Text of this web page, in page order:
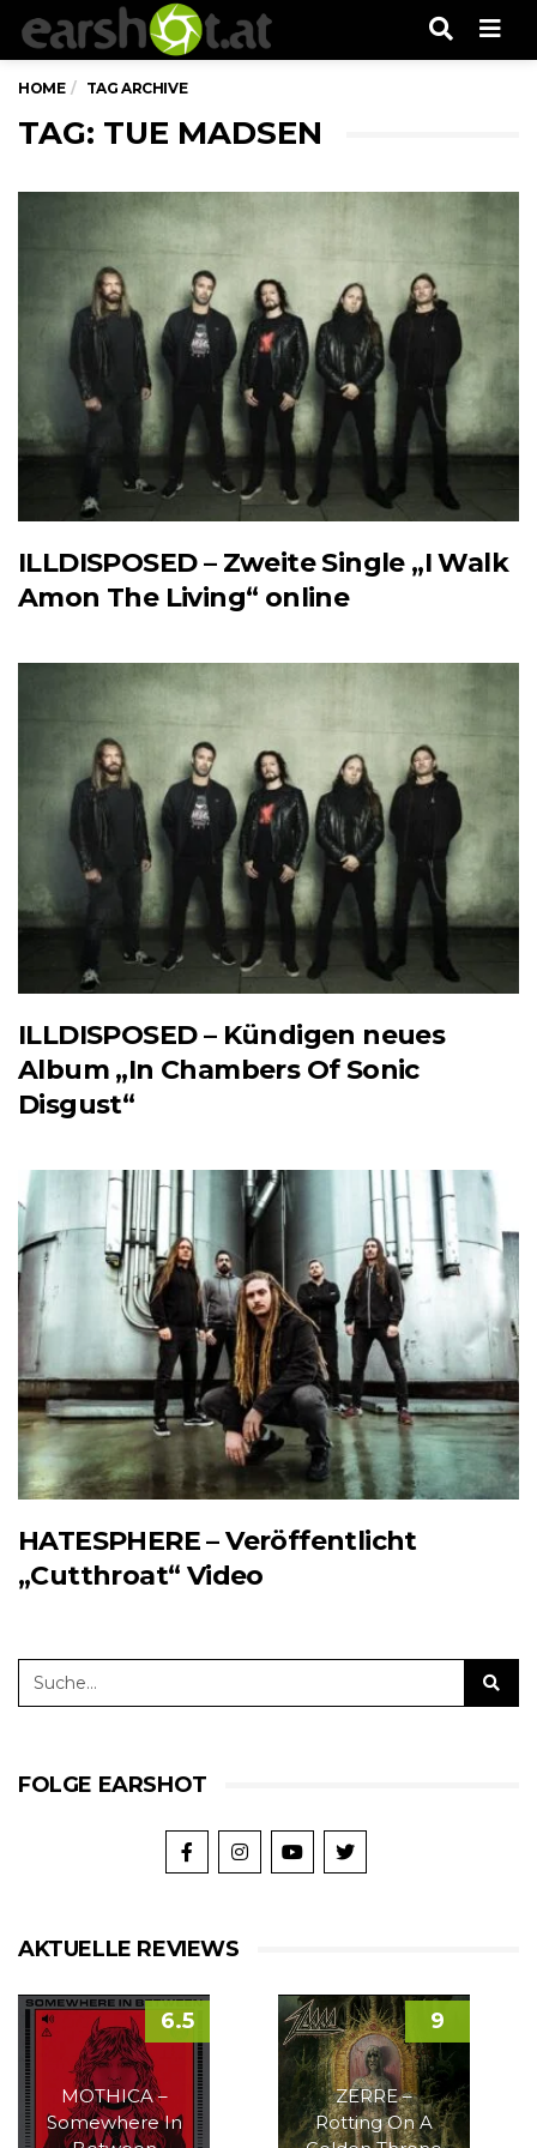
HOME TAG ARCHIVE
TAG: TUE MADSEN
ILLDISPOSED – Zweite Single „I Walk
Amon The Living“ online
ILLDISPOSED – Kündigen neues
Album „In Chambers Of Sonic
Disgust“
HATESPHERE – Veröffentlicht
„Cutthroat“ Video
FOLGE EARSHOT
AKTUELLE REVIEWS
MOTHICA –
Somewhere In
6.5
ZERRE –
Rotting On A
9